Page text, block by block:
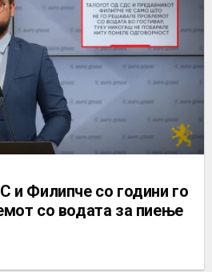
и Филипче со години го
со водата за пиење